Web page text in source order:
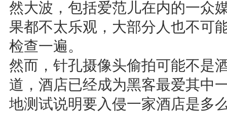
然大波，包括爱范儿在内的一众
果都不太乐观，大部分人也不可
检查一遍。
然而，针孔摄像头偷拍可能不是
道，酒店已经成为黑客最爱其中
地测试说明要入侵一家酒店是多